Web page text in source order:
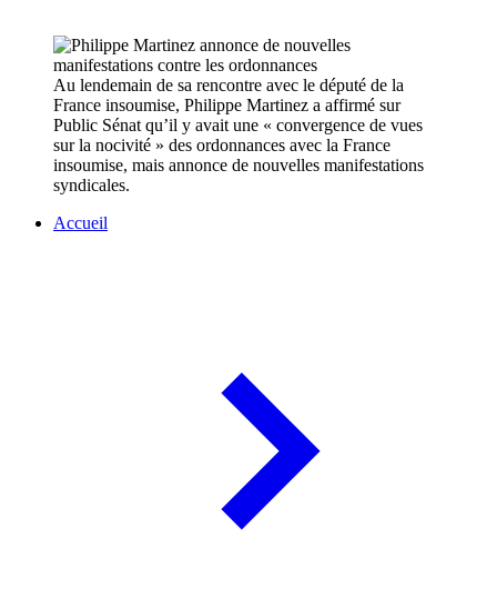
Au lendemain de sa rencontre avec le député de la
France insoumise, Philippe Martinez a affirmé sur
Public Sénat qu’il y avait une « convergence de vues
sur la nocivité » des ordonnances avec la France
insoumise, mais annonce de nouvelles manifestations
syndicales.
Accueil